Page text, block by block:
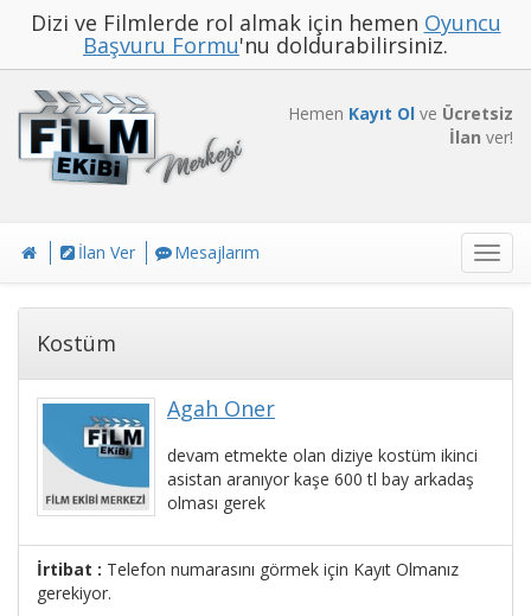
Dizi ve Filmlerde rol almak için hemen Oyuncu
Başvuru Formu'nu doldurabilirsiniz.
Hemen Kayıt Ol ve Ücretsiz
İlan ver!
İlan Ver Mesajlarım
Kostüm
Agah Öner
devam etmekte olan diziye kostüm ikinci
asistan aranıyor kaşe 600 tl bay arkadaş
olması gerek
İrtibat : Telefon numarasını görmek için Kayıt Olmanız
gerekiyor.